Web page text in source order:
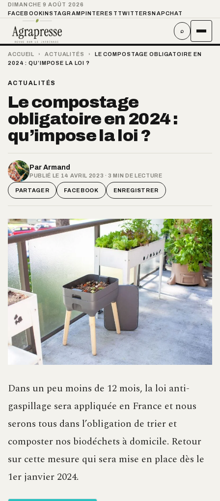
DIMANCHE 9 AOÛT 2026
FACEBOOKINSTAGRAMPINTEREST TWITTER SNAPCHAT
⌕
ACCUEIL › ACTUALITÉS ›
LE COMPOSTAGE OBLIGATOIRE EN
2024 : QU’IMPOSE LA LOI ?
ACTUALITÉS
Le compostage
obligatoire en 2024 :
qu’impose la loi ?
Par Armand
PUBLIÉ LE 14 AVRIL 2023 · 3 MIN DE LECTURE
PARTAGER FACEBOOK ENREGISTRER
Dans un peu moins de 12 mois, la loi anti-
gaspillage sera appliquée en France et nous
serons tous dans l’obligation de trier et
composter nos biodéchets à domicile. Retour
sur cette mesure qui sera mise en place dès le
1er janvier 2024.